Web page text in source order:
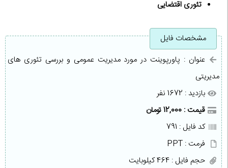
تئوری اقتضایی
مشخصات فایل
عنوان : پاورپوینت در مورد مديريت عمومی و بررسی تئوری های
مدیریتی
بازدید : 1672 نفر
قیمت : 12,000 تومان
کد فایل : 791
فرمت : PPT
حجم فایل : 464 کیلوبایت